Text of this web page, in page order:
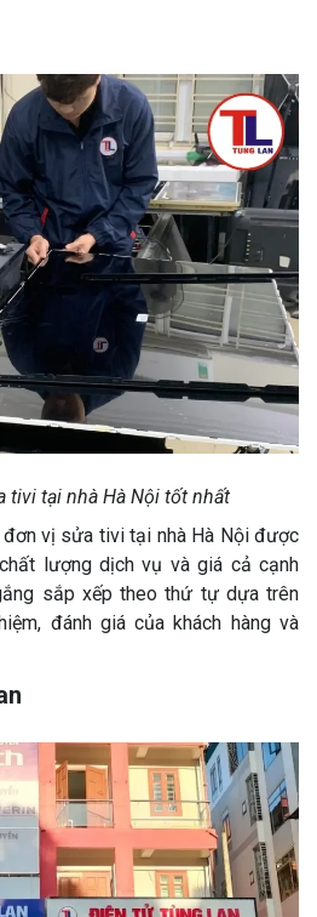
tivi tại nhà Hà Nội tốt nhất
vị sửa tivi tại nhà Hà Nội được
lượng dịch vụ và giá cả cạnh
sắp xếp theo thứ tự dựa trên
đánh giá của khách hàng và